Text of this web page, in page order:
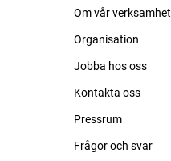
Om vår verksamhet
Organisation
Jobba hos oss
Kontakta oss
Pressrum
Frågor och svar